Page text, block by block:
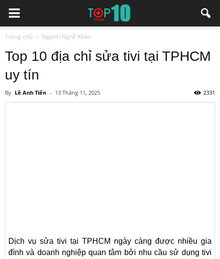
Trang chủ Ngành Nghề Khác
Top 10 địa chỉ sửa tivi tại TPHCM
uy tín
By Lê Anh Tiến - 13 Tháng 11, 2025 2331
Dịch vụ sửa tivi tại TPHCM ngày càng được nhiều gia
đình và doanh nghiệp quan tâm bởi nhu cầu sử dụng tivi